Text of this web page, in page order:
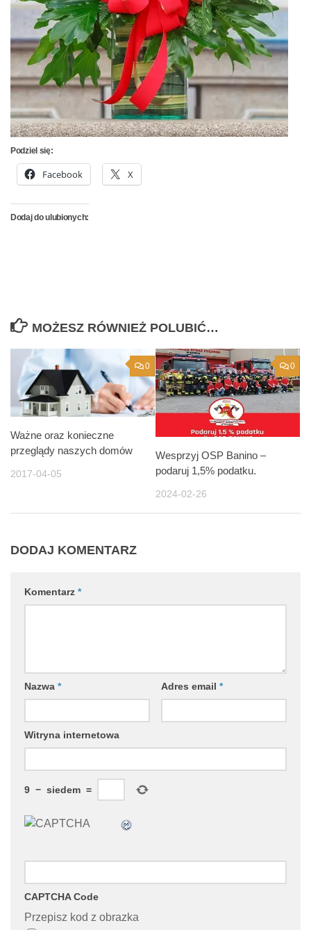
Podziel się:
Facebook X
Dodaj do ulubionych:
MOŻESZ RÓWNIEŻ POLUBIĆ…
0
Ważne oraz konieczne
przeglądy naszych domów
2017-04-05
0
Wesprzyj OSP Banino –
podaruj 1,5% podatku.
2024-02-26
DODAJ KOMENTARZ
Komentarz *
Nazwa * Adres email *
Witryna internetowa
9 − siedem =
CAPTCHA Code
Przepisz kod z obrazka